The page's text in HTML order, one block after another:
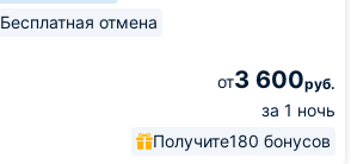
Бесплатная отмена
от3 600руб.
за 1 ночь
Получите180 бонусов